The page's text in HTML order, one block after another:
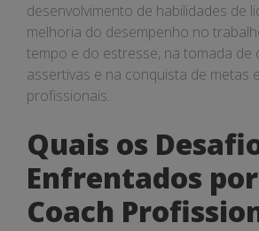
desenvolvimento de habilidades de
melhoria do desempenho no
tempo e do estresse, na tomada de
assertivas e na conquista de metas
profissionais.
Quais os
Enfrentados
Coach